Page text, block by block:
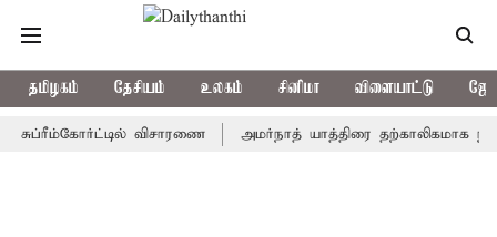
தமிழகம் தேசியம் உலகம் சினிமா விளையாட்டு
விசாரணை அமர்நாத் யாத்திரை தற்காலிகமாக நிறுத்தம்